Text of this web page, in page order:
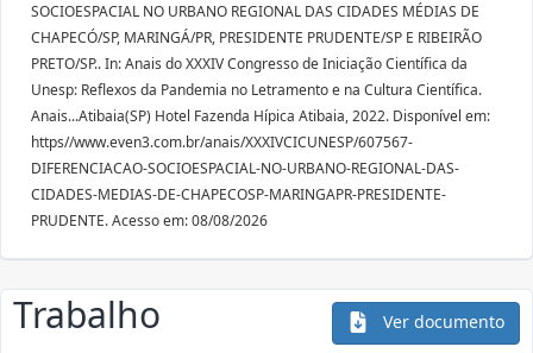
SOCIOESPACIAL NO URBANO REGIONAL DAS CIDADES MÉDIAS DE
CHAPECÓ/SP, MARINGÁ/PR, PRESIDENTE PRUDENTE/SP E RIBEIRÃO
PRETO/SP.. In: Anais do XXXIV Congresso de Iniciação Científica da
Unesp: Reflexos da Pandemia no Letramento e na Cultura Científica.
Anais...Atibaia(SP) Hotel Fazenda Hípica Atibaia, 2022. Disponível em:
https//www.even3.com.br/anais/XXXIVCICUNESP/607567-
DIFERENCIACAO-SOCIOESPACIAL-NO-URBANO-REGIONAL-DAS-
CIDADES-MEDIAS-DE-CHAPECOSP-MARINGAPR-PRESIDENTE-
PRUDENTE. Acesso em: 08/08/2026
Trabalho Ver documento